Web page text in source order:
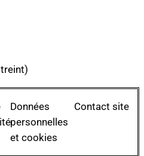
Données
personnelles
et cookies
Contact site